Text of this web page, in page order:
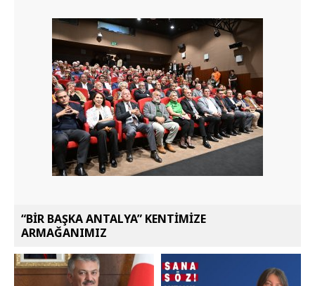
“BİR BAŞKA ANTALYA” KENTİMİZE
ARMAĞANIMIZ